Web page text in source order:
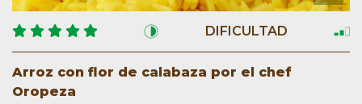
DIFICULTAD
Arroz con flor de calabaza por el chef
Oropeza